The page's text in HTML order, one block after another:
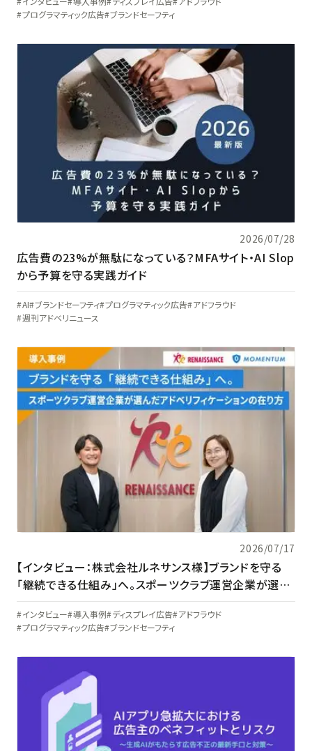
プログラマティック広告 ブランドセーフティ
2026/07/28
広告費の23%が無駄になっている？MFAサイト・AI Slop
から予算を守る実践ガイド
AI ブランドセーフティ プログラマティック広告 アドフラウド
週刊アドベリニュース
2026/07/17
【インタビュー：株式会社ルネサンス様】ブランドを守る
「継続できる仕組み」へ。スポーツクラブ運営企業が選ん
だアドベリフィケーションの在り方
インタビュー 導入事例 ディスプレイ広告 アドフラウド
プログラマティック広告 ブランドセーフティ